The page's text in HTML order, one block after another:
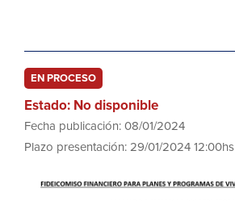
EN PROCESO
Estado: No disponible
Fecha publicación: 08/01/2024
Plazo presentación: 29/01/2024 12:00hs